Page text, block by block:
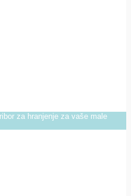
za hranjenje za vaše male